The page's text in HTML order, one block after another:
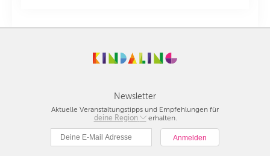
Newsletter
Aktuelle Veranstaltungstipps und Empfehlungen für
deine Region
Berlin
Hamburg
erhalten.